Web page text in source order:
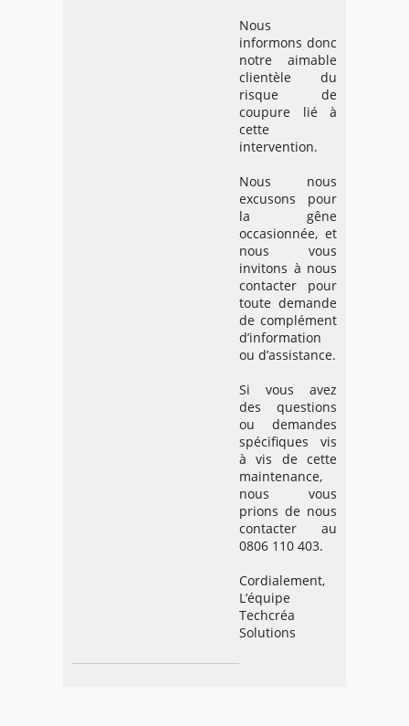
Nous
informons donc
notre aimable
clientèle du
risque de
coupure lié à
cette
intervention.
Nous nous
excusons pour
la gêne
occasionnée, et
nous vous
invitons à nous
contacter pour
toute demande
de complément
d’information
ou d’assistance.
Si vous avez
des questions
ou demandes
spécifiques vis
à vis de cette
maintenance,
nous vous
prions de nous
contacter au
0806 110 403.
Cordialement,
L’équipe
Techcréa
Solutions